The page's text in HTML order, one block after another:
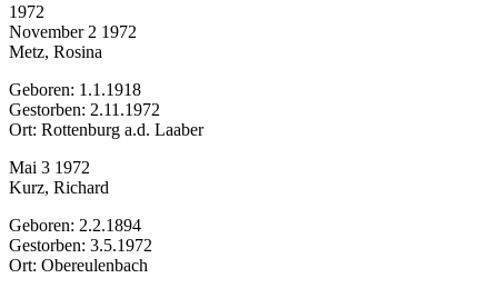
1972
November 2 1972
Metz, Rosina
Geboren: 1.1.1918
Gestorben: 2.11.1972
Ort: Rottenburg a.d. Laaber
Mai 3 1972
Kurz, Richard
Geboren: 2.2.1894
Gestorben: 3.5.1972
Ort: Obereulenbach